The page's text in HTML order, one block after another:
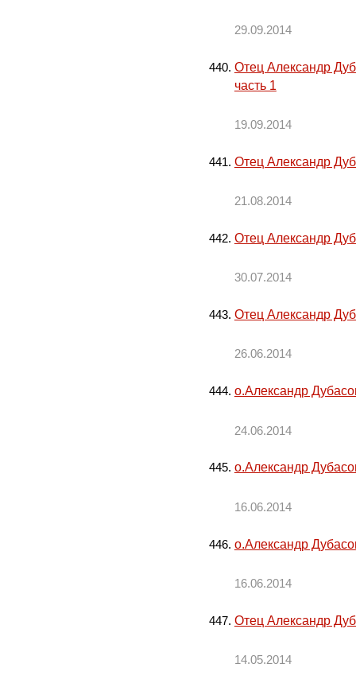
29.09.2014
Отец Александр
часть 1
19.09.2014
Отец Александр
21.08.2014
Отец Александр
30.07.2014
Отец Александр
26.06.2014
о.Александр
24.06.2014
о.Александр
16.06.2014
о.Александр
16.06.2014
Отец Александр
14.05.2014